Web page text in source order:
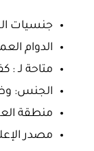
جنسيات
الدوام
متاحة لـ :
الجنس:
منطقة
مصدر